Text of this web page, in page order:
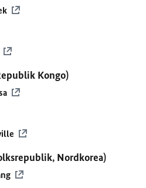
Kongo)
Nordkorea)